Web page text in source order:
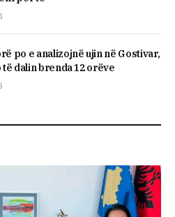
po e analizojnë ujin në Gostivar,
dalin brenda 12 orëve